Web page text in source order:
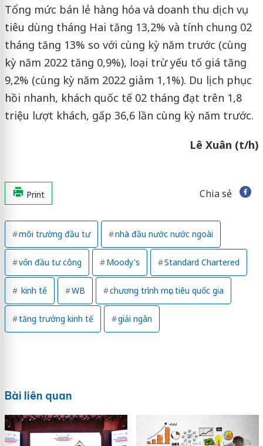
Tổng mức bán lẻ hàng hóa và doanh thu dịch vụ
tiêu dùng tháng Hai tăng 13,2% và tính chung 02
tháng tăng 13% so với cùng kỳ năm trước (cùng
kỳ năm 2022 tăng 0,9%), loại trừ yếu tố giá tăng
9,2% (cùng kỳ năm 2022 giảm 1,1%). Du lịch phục
hồi nhanh, khách quốc tế 02 tháng đạt trên 1,8
triệu lượt khách, gấp 36,6 lần cùng kỳ năm trước.
Lê Xuân (t/h)
Print Chia sẻ
môi trường đầu tư nhà đầu nước nước ngoài
vốn đầu tư công Moody's Standard Chartered
kinh tế WB chương trình mục tiêu quốc gia
tăng trưởng kinh tế giải ngân
Bài liên quan